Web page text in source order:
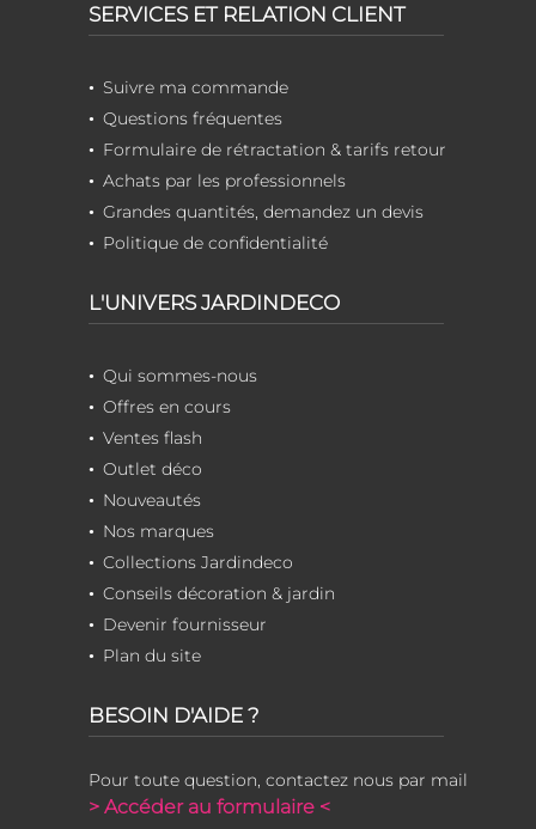
SERVICES ET RELATION CLIENT
Suivre ma commande
Questions fréquentes
Formulaire de rétractation & tarifs retour
Achats par les professionnels
Grandes quantités, demandez un devis
Politique de confidentialité
L'UNIVERS JARDINDECO
Qui sommes-nous
Offres en cours
Ventes flash
Outlet déco
Nouveautés
Nos marques
Collections Jardindeco
Conseils décoration & jardin
Devenir fournisseur
Plan du site
BESOIN D'AIDE ?
Pour toute question, contactez nous par mail
> Accéder au formulaire <